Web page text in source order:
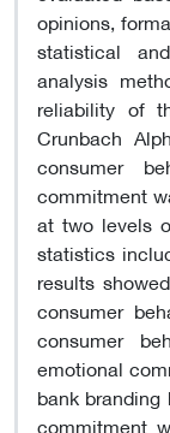
opinions,
statistical
analysis
reliability of
Crunbach
consumer
commitment
at two levels
statistics
results
consumer
consumer
emotional
bank
commitment